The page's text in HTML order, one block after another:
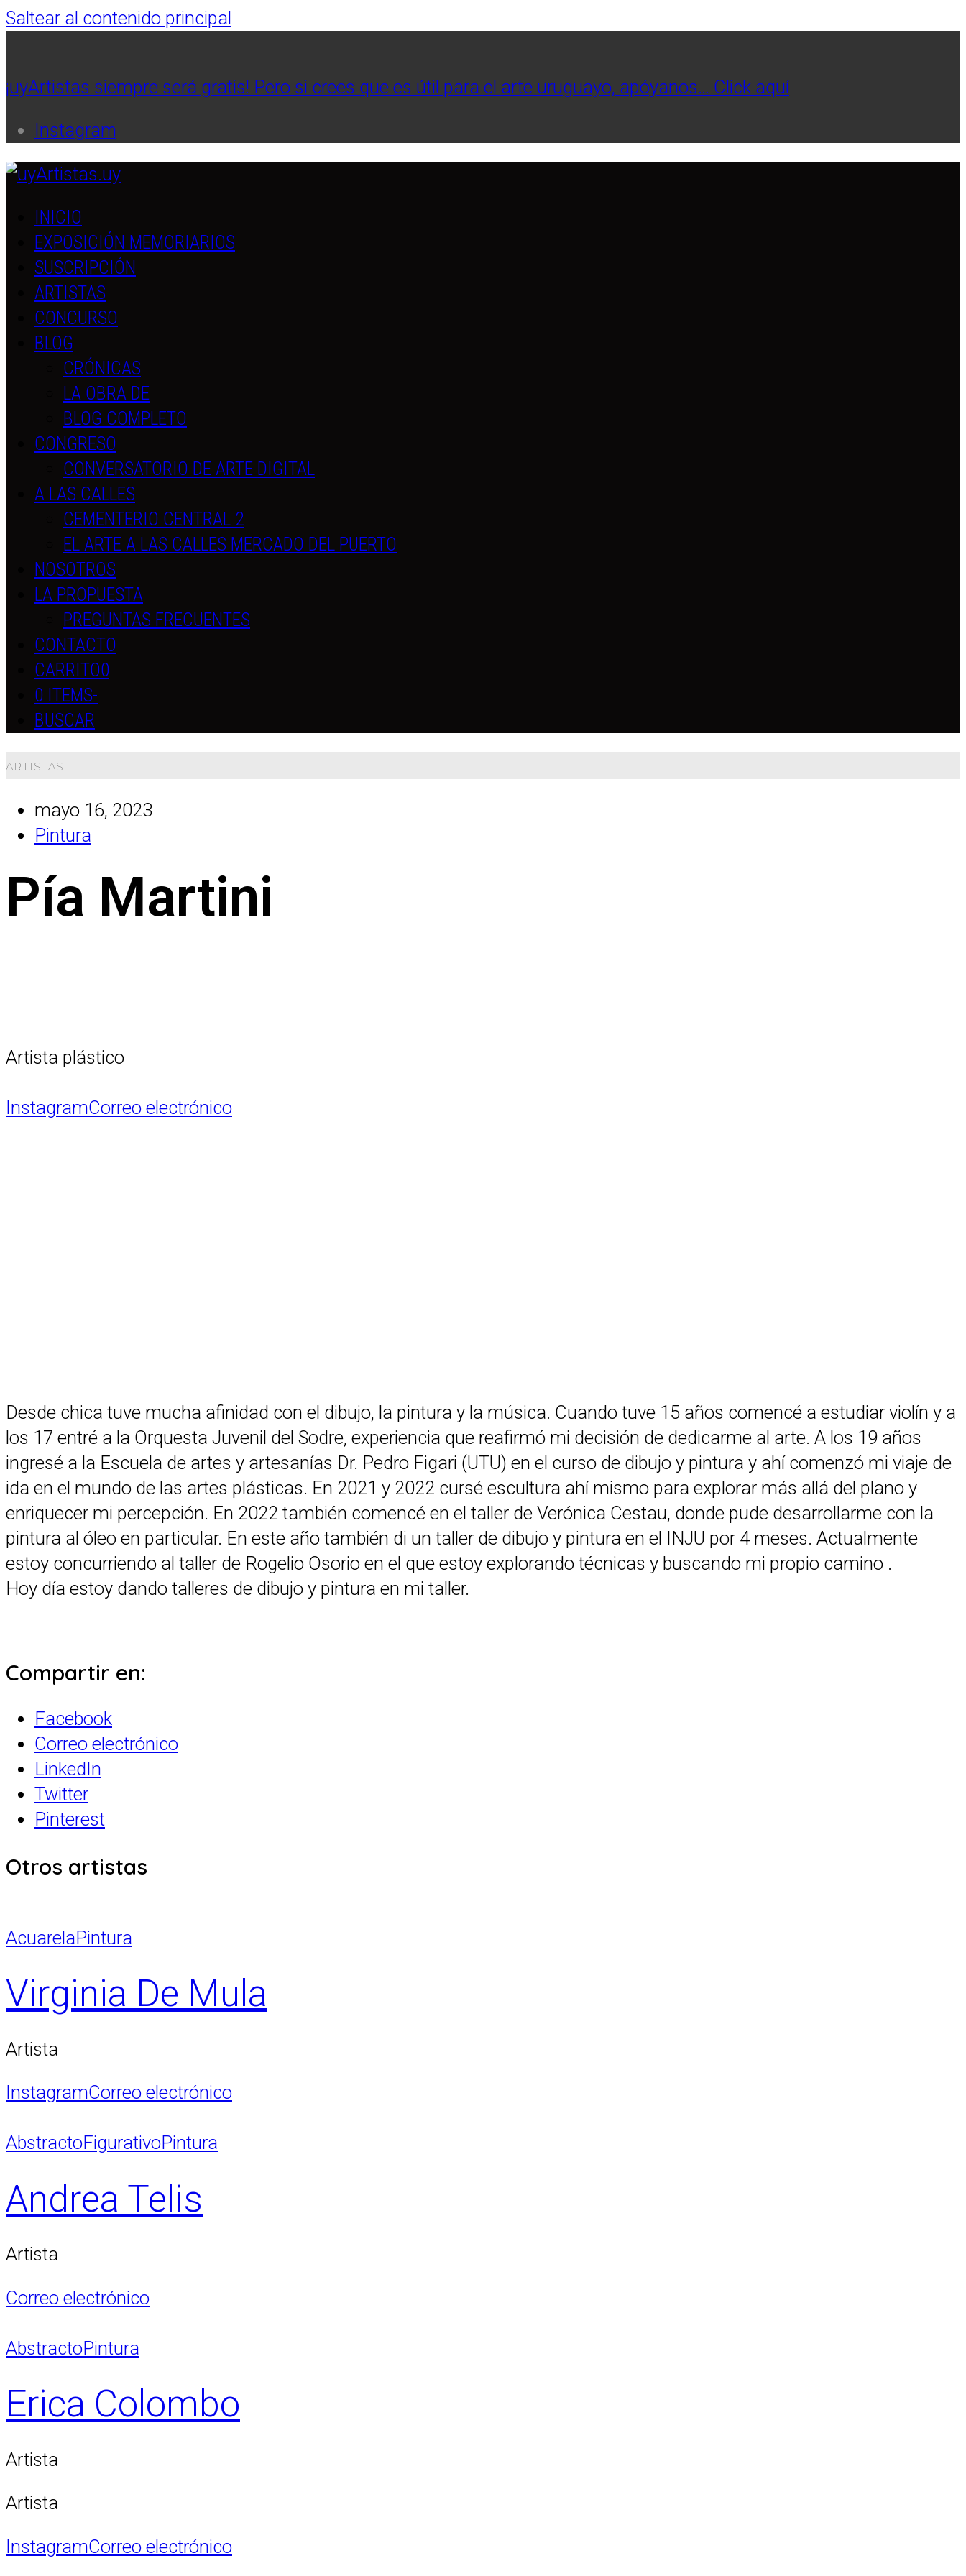
Saltear al contenido principal
¡uyArtistas siempre será gratis! Pero si crees que es útil para el arte uruguayo, apóyanos… Click aquí
Instagram
INICIO
EXPOSICIÓN MEMORIARIOS
SUSCRIPCIÓN
ARTISTAS
CONCURSO
BLOG
CRÓNICAS
LA OBRA DE
BLOG COMPLETO
CONGRESO
CONVERSATORIO DE ARTE DIGITAL
A LAS CALLES
CEMENTERIO CENTRAL 2
EL ARTE A LAS CALLES MERCADO DEL PUERTO
NOSOTROS
LA PROPUESTA
PREGUNTAS FRECUENTES
CONTACTO
CARRITO0
0 ITEMS-
BUSCAR
ARTISTAS
mayo 16, 2023
Pintura
Pía Martini
Artista plástico
InstagramCorreo electrónico
Desde chica tuve mucha afinidad con el dibujo, la pintura y la música. Cuando tuve 15 años comencé a estudiar violín y a
los 17 entré a la Orquesta Juvenil del Sodre, experiencia que reafirmó mi decisión de dedicarme al arte. A los 19 años
ingresé a la Escuela de artes y artesanías Dr. Pedro Figari (UTU) en el curso de dibujo y pintura y ahí comenzó mi viaje de
ida en el mundo de las artes plásticas. En 2021 y 2022 cursé escultura ahí mismo para explorar más allá del plano y
enriquecer mi percepción. En 2022 también comencé en el taller de Verónica Cestau, donde pude desarrollarme con la
pintura al óleo en particular. En este año también di un taller de dibujo y pintura en el INJU por 4 meses. Actualmente
estoy concurriendo al taller de Rogelio Osorio en el que estoy explorando técnicas y buscando mi propio camino .
Hoy día estoy dando talleres de dibujo y pintura en mi taller.
Compartir en:
Facebook
Correo electrónico
LinkedIn
Twitter
Pinterest
Otros artistas
AcuarelaPintura
Virginia De Mula
Artista
InstagramCorreo electrónico
AbstractoFigurativoPintura
Andrea Telis
Artista
Correo electrónico
AbstractoPintura
Erica Colombo
Artista
Artista
InstagramCorreo electrónico